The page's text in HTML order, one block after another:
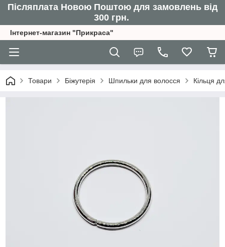
Післяплата Новою Поштою для замовлень від
300 грн.
Інтернет-магазин "Прикраса"
Товари Біжутерія Шпильки для волосся Кільця